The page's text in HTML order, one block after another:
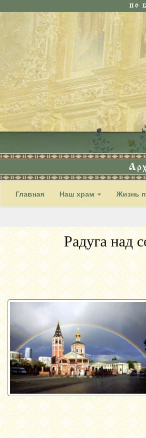
ПО
Главная Наш храм Жизнь
Радуга над